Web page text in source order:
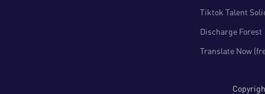
Tiktok Talent
Discharge Forest
Translate Now